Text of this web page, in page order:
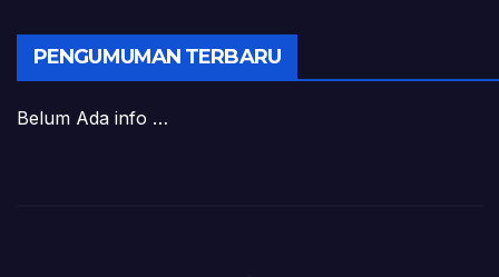
PENGUMUMAN TERBARU
Belum Ada info …